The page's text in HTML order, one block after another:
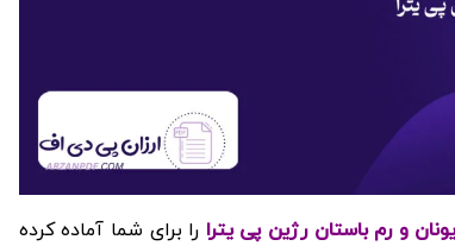
را برای شما آماده کرده